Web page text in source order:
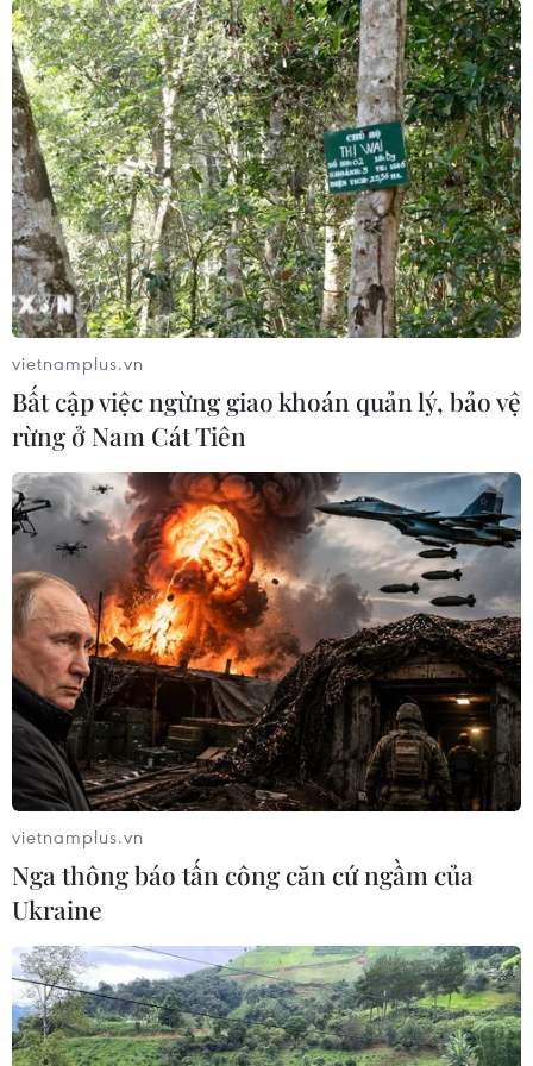
vietnamplus.vn
Bất cập việc ngừng giao khoán quản lý, bảo vệ
rừng ở Nam Cát Tiên
vietnamplus.vn
Nga thông báo tấn công căn cứ ngầm của
Ukraine